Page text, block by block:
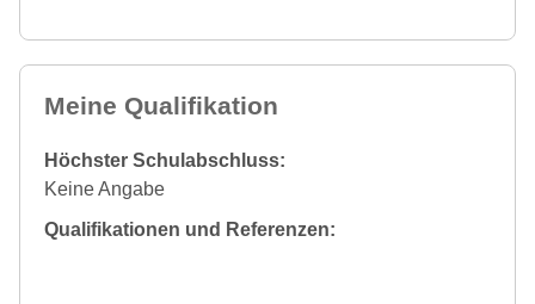
Meine Qualifikation
Höchster Schulabschluss:
Keine Angabe
Qualifikationen und Referenzen: